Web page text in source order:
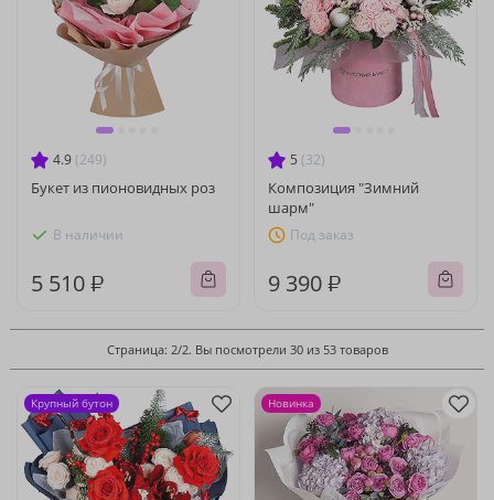
4.9 (249)
Букет из пионовидных роз
В наличии
5 510 ₽
5 (32)
Композиция "Зимний
шарм"
Под заказ
9 390 ₽
Страница: 2/2. Вы посмотрели 30 из 53 товаров
Крупный бутон Новинка